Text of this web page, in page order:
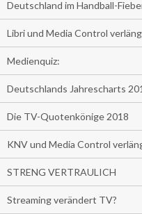
Deutschland im Handball-
Libri und Media Control
Medienquiz:
Deutschlands Jahrescharts
Die TV-Quotenkönige 2018
KNV und Media Control
STRENG VERTRAULICH
Streaming verändert TV?